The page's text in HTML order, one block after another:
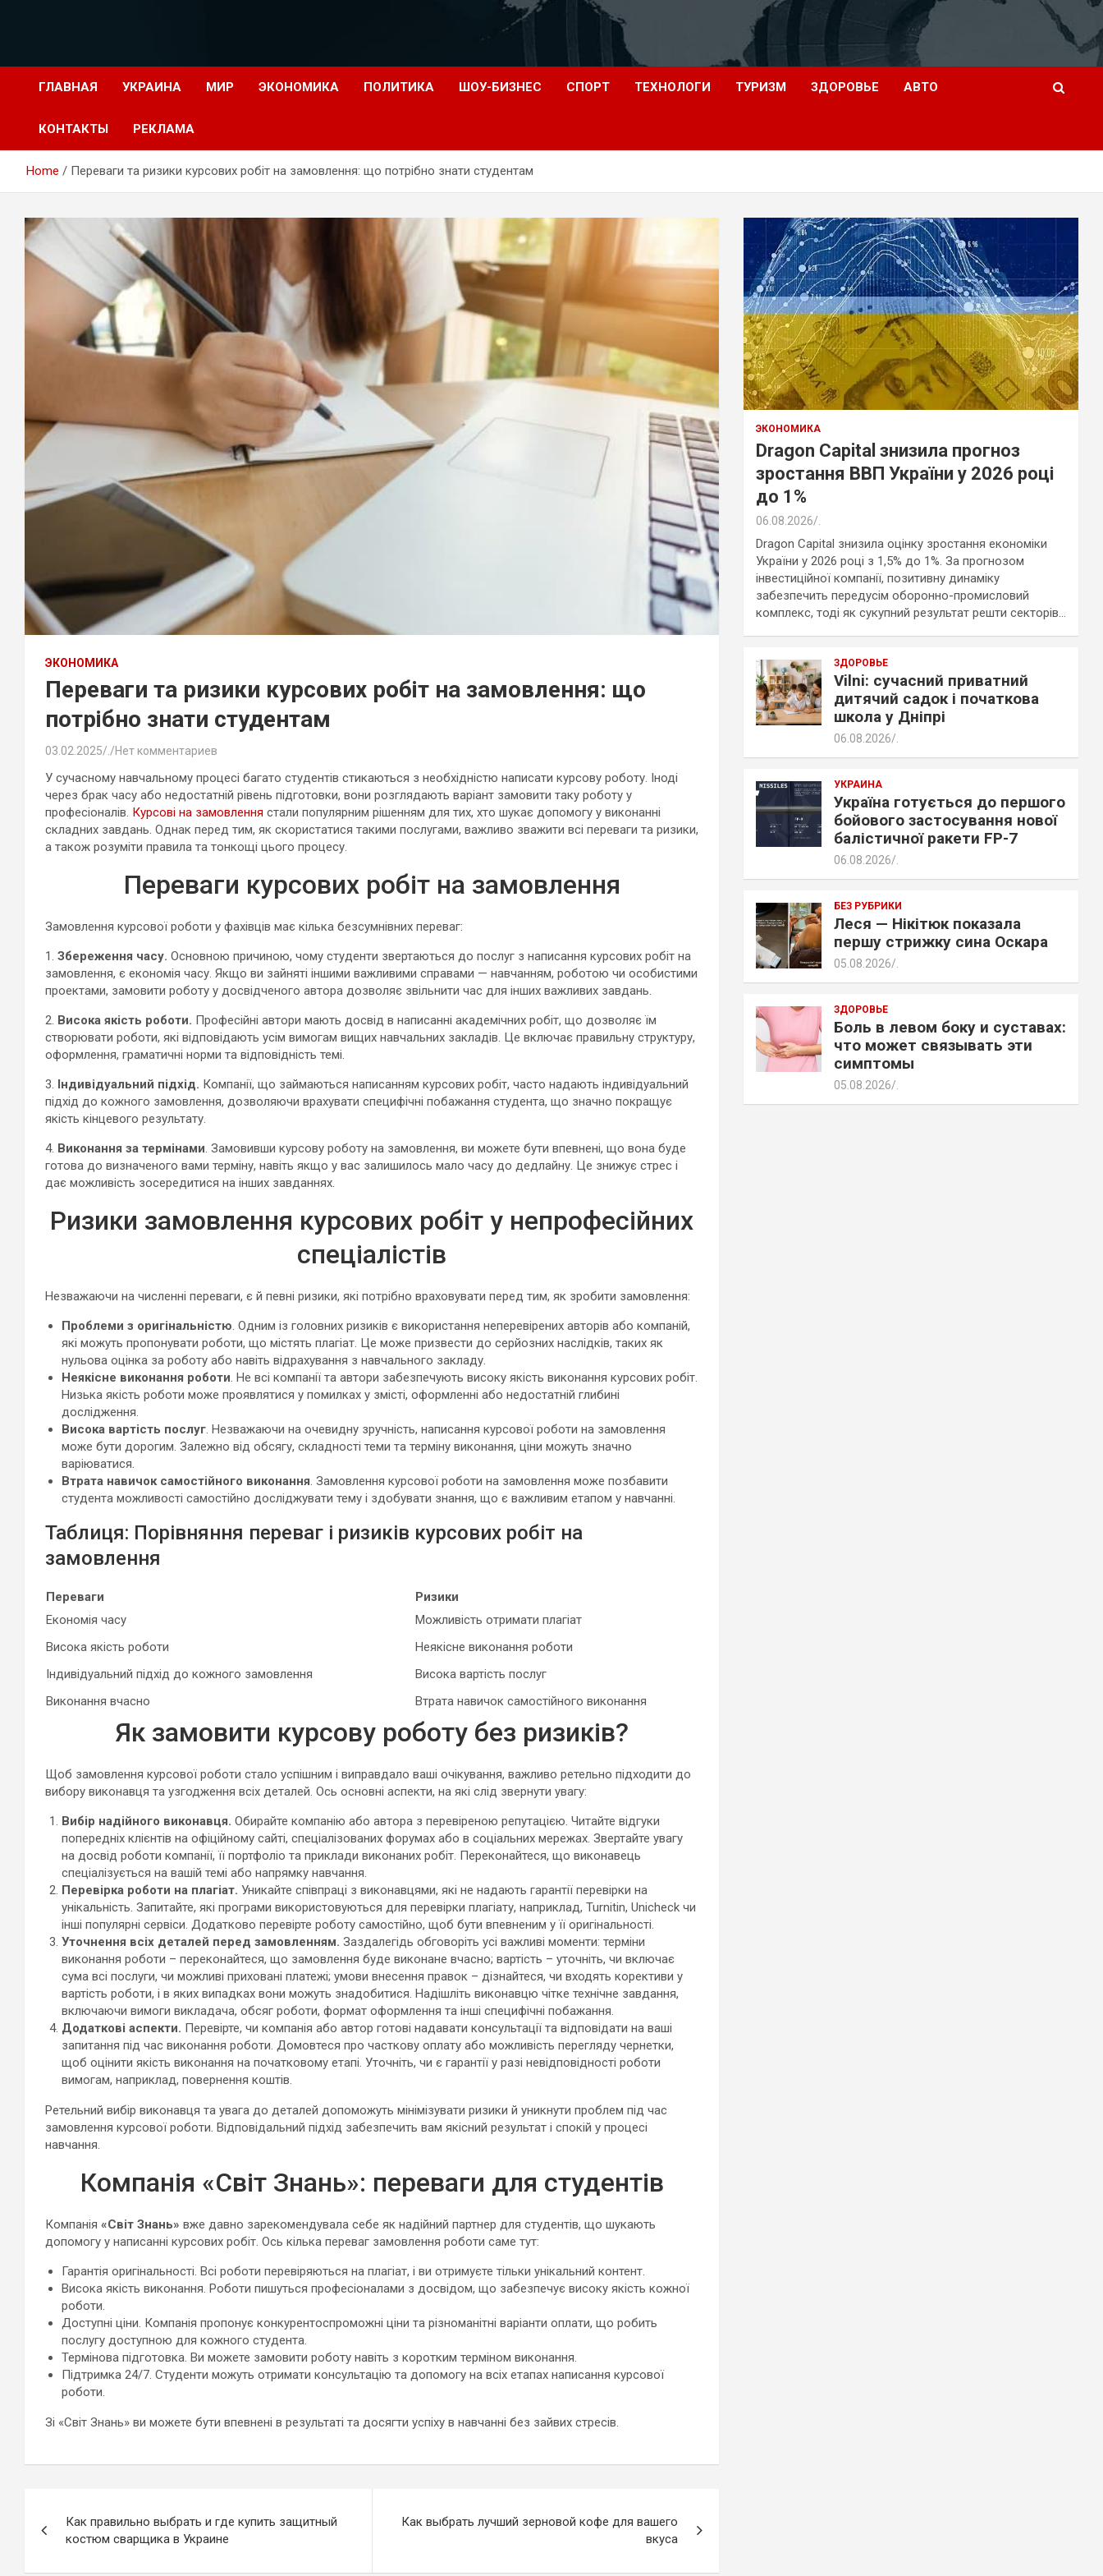
ГЛАВНАЯ УКРАИНА МИР ЭКОНОМИКА ПОЛИТИКА ШОУ-БИЗНЕС СПОРТ ТЕХНОЛОГИ ТУРИЗМ ЗДОРОВЬЕ АВТО
КОНТАКТЫ РЕКЛАМА
Home Переваги та ризики курсових робіт на замовлення: що потрібно знати студентам
ЭКОНОМИКА
Переваги та ризики курсових робіт на замовлення: що
потрібно знати студентам
03.02.2025 Нет комментариев
У сучасному навчальному процесі багато студентів стикаються з необхідністю написати курсову роботу. Іноді
через брак часу або недостатній рівень підготовки, вони розглядають варіант замовити таку роботу у
професіоналів. Курсові на замовлення стали популярним рішенням для тих, хто шукає допомогу у виконанні
складних завдань. Однак перед тим, як скористатися такими послугами, важливо зважити всі переваги та ризики,
а також розуміти правила та тонкощі цього процесу.
Переваги курсових робіт на замовлення
Замовлення курсової роботи у фахівців має кілька безсумнівних переваг:
1. Збереження часу. Основною причиною, чому студенти звертаються до послуг з написання курсових робіт на
замовлення, є економія часу. Якщо ви зайняті іншими важливими справами — навчанням, роботою чи особистими
проектами, замовити роботу у досвідченого автора дозволяє звільнити час для інших важливих завдань.
2. Висока якість роботи. Професійні автори мають досвід в написанні академічних робіт, що дозволяє їм
створювати роботи, які відповідають усім вимогам вищих навчальних закладів. Це включає правильну структуру,
оформлення, граматичні норми та відповідність темі.
3. Індивідуальний підхід. Компанії, що займаються написанням курсових робіт, часто надають індивідуальний
підхід до кожного замовлення, дозволяючи врахувати специфічні побажання студента, що значно покращує
якість кінцевого результату.
4. Виконання за термінами . Замовивши курсову роботу на замовлення, ви можете бути впевнені, що вона буде
готова до визначеного вами терміну, навіть якщо у вас залишилось мало часу до дедлайну. Це знижує стрес і
дає можливість зосередитися на інших завданнях.
Ризики замовлення курсових робіт у непрофесійних
спеціалістів
Незважаючи на численні переваги, є й певні ризики, які потрібно враховувати перед тим, як зробити замовлення:
Проблеми з оригінальністю . Одним із головних ризиків є використання неперевірених авторів або компаній,
які можуть пропонувати роботи, що містять плагіат. Це може призвести до серйозних наслідків, таких як
нульова оцінка за роботу або навіть відрахування з навчального закладу.
Неякісне виконання роботи . Не всі компанії та автори забезпечують високу якість виконання курсових робіт.
Низька якість роботи може проявлятися у помилках у змісті, оформленні або недостатній глибині
дослідження.
Висока вартість послуг . Незважаючи на очевидну зручність, написання курсової роботи на замовлення
може бути дорогим. Залежно від обсягу, складності теми та терміну виконання, ціни можуть значно
варіюватися.
Втрата навичок самостійного виконання . Замовлення курсової роботи на замовлення може позбавити
студента можливості самостійно досліджувати тему і здобувати знання, що є важливим етапом у навчанні.
Таблиця: Порівняння переваг і ризиків курсових робіт на
замовлення
Переваги
Ризики
Економія часу
Можливість отримати плагіат
Висока якість роботи
Неякісне виконання роботи
Індивідуальний підхід до кожного замовлення
Висока вартість послуг
Виконання вчасно
Втрата навичок самостійного виконання
Як замовити курсову роботу без ризиків?
Щоб замовлення курсової роботи стало успішним і виправдало ваші очікування, важливо ретельно підходити до
вибору виконавця та узгодження всіх деталей. Ось основні аспекти, на які слід звернути увагу:
Вибір надійного виконавця. Обирайте компанію або автора з перевіреною репутацією. Читайте відгуки
попередніх клієнтів на офіційному сайті, спеціалізованих форумах або в соціальних мережах. Звертайте увагу
на досвід роботи компанії, її портфоліо та приклади виконаних робіт. Переконайтеся, що виконавець
спеціалізується на вашій темі або напрямку навчання.
Перевірка роботи на плагіат. Уникайте співпраці з виконавцями, які не надають гарантії перевірки на
унікальність. Запитайте, які програми використовуються для перевірки плагіату, наприклад, Turnitin, Unicheck чи
інші популярні сервіси. Додатково перевірте роботу самостійно, щоб бути впевненим у її оригінальності.
Уточнення всіх деталей перед замовленням. Заздалегідь обговоріть усі важливі моменти: терміни
виконання роботи – переконайтеся, що замовлення буде виконане вчасно; вартість – уточніть, чи включає
сума всі послуги, чи можливі приховані платежі; умови внесення правок – дізнайтеся, чи входять корективи у
вартість роботи, і в яких випадках вони можуть знадобитися. Надішліть виконавцю чітке технічне завдання,
включаючи вимоги викладача, обсяг роботи, формат оформлення та інші специфічні побажання.
Додаткові аспекти. Перевірте, чи компанія або автор готові надавати консультації та відповідати на ваші
запитання під час виконання роботи. Домовтеся про часткову оплату або можливість перегляду чернетки,
щоб оцінити якість виконання на початковому етапі. Уточніть, чи є гарантії у разі невідповідності роботи
вимогам, наприклад, повернення коштів.
Ретельний вибір виконавця та увага до деталей допоможуть мінімізувати ризики й уникнути проблем під час
замовлення курсової роботи. Відповідальний підхід забезпечить вам якісний результат і спокій у процесі
навчання.
Компанія «Світ Знань»: переваги для студентів
Компанія «Світ Знань» вже давно зарекомендувала себе як надійний партнер для студентів, що шукають
допомогу у написанні курсових робіт. Ось кілька переваг замовлення роботи саме тут:
Гарантія оригінальності. Всі роботи перевіряються на плагіат, і ви отримуєте тільки унікальний контент.
Висока якість виконання. Роботи пишуться професіоналами з досвідом, що забезпечує високу якість кожної
роботи.
Доступні ціни. Компанія пропонує конкурентоспроможні ціни та різноманітні варіанти оплати, що робить
послугу доступною для кожного студента.
Термінова підготовка. Ви можете замовити роботу навіть з коротким терміном виконання.
Підтримка 24/7. Студенти можуть отримати консультацію та допомогу на всіх етапах написання курсової
роботи.
Зі «Світ Знань» ви можете бути впевнені в результаті та досягти успіху в навчанні без зайвих стресів.
по
Как правильно выбрать и где купить защитный
костюм сварщика в Украине
Как выбрать лучший зерновой кофе для вашего
вкуса
ЭКОНОМИКА
Dragon Capital знизила прогноз
зростання ВВП України у 2026 році
до 1%
06.08.2026
Dragon Capital знизила оцінку зростання економіки
України у 2026 році з 1,5% до 1%. За прогнозом
інвестиційної компанії, позитивну динаміку
забезпечить передусім оборонно-промисловий
комплекс, тоді як сукупний результат решти секторів…
ЗДОРОВЬЕ
Vilni: сучасний приватний
дитячий садок і початкова
школа у Дніпрі
06.08.2026
УКРАИНА
Україна готується до першого
бойового застосування нової
балістичної ракети FP-7
06.08.2026
БЕЗ РУБРИКИ
Леся — Нікітюк показала
першу стрижку сина Оскара
05.08.2026
ЗДОРОВЬЕ
Боль в левом боку и суставах:
что может связывать эти
симптомы
05.08.2026